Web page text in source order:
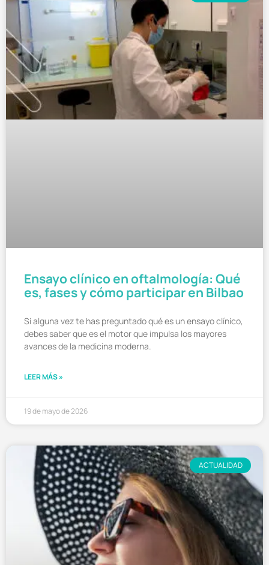
Ensayo clínico en oftalmología: Qué
es, fases y cómo participar en Bilbao
Si alguna vez te has preguntado qué es un ensayo clínico,
debes saber que es el motor que impulsa los mayores
avances de la medicina moderna.
LEER MÁS »
19 de mayo de 2026
ACTUALIDAD